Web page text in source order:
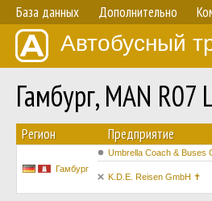
База данных Дополнительно
Автобусный
Гамбург, MAN
Регион Предприятие
Гамбург
Umbrella Coach & Buses
K.D.E. Reisen GmbH ✝︎